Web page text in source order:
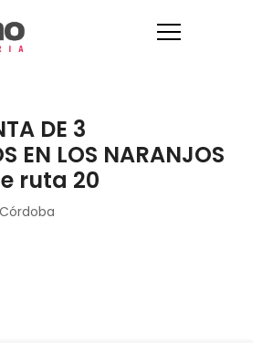
DE 3
EN LOS NARANJOS
ruta 20